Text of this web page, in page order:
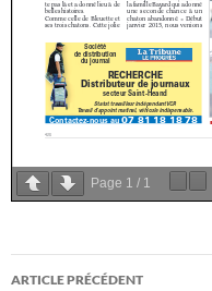
Page 1 / 1
Navigation
ARTICLE PRÉCÉDENT